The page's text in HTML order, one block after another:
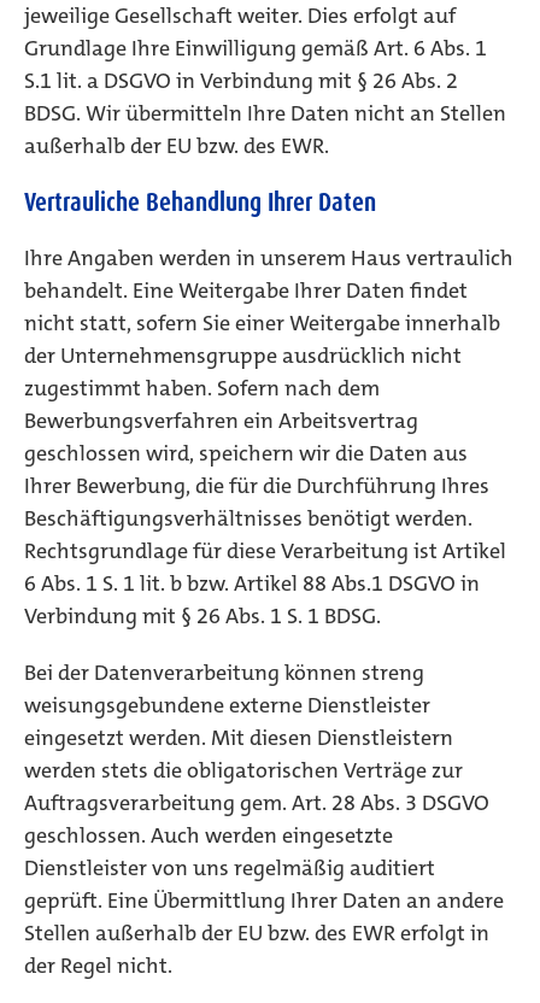
jeweilige Gesellschaft weiter. Dies erfolgt auf
Grundlage Ihre Einwilligung gemäß Art. 6 Abs. 1
S.1 lit. a DSGVO in Verbindung mit § 26 Abs. 2
BDSG. Wir übermitteln Ihre Daten nicht an Stellen
außerhalb der EU bzw. des EWR.
Vertrauliche Behandlung Ihrer Daten
Ihre Angaben werden in unserem Haus vertraulich
behandelt. Eine Weitergabe Ihrer Daten findet
nicht statt, sofern Sie einer Weitergabe innerhalb
der Unternehmensgruppe ausdrücklich nicht
zugestimmt haben. Sofern nach dem
Bewerbungsverfahren ein Arbeitsvertrag
geschlossen wird, speichern wir die Daten aus
Ihrer Bewerbung, die für die Durchführung Ihres
Beschäftigungsverhältnisses benötigt werden.
Rechtsgrundlage für diese Verarbeitung ist Artikel
6 Abs. 1 S. 1 lit. b bzw. Artikel 88 Abs.1 DSGVO in
Verbindung mit § 26 Abs. 1 S. 1 BDSG.
Bei der Datenverarbeitung können streng
weisungsgebundene externe Dienstleister
eingesetzt werden. Mit diesen Dienstleistern
werden stets die obligatorischen Verträge zur
Auftragsverarbeitung gem. Art. 28 Abs. 3 DSGVO
geschlossen. Auch werden eingesetzte
Dienstleister von uns regelmäßig auditiert
geprüft. Eine Übermittlung Ihrer Daten an andere
Stellen außerhalb der EU bzw. des EWR erfolgt in
der Regel nicht.